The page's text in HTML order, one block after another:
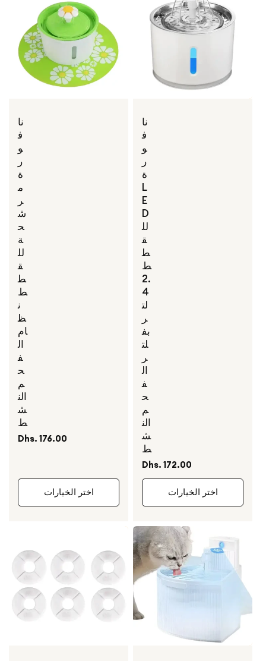
نا
ف
و
ر
ة
م
ر
ش
ح
ة
لل
ق
ط
ط
ن
ظ
ام
ال
ف
ح
م
الن
ش
ط
السعر
Dhs. 176.00
اختر الخيارات
نا
ف
و
ر
ة
L
E
D
لل
ق
ط
ط
2.
4
لت
ر
بف
لت
ر
ال
ف
ح
م
الن
ش
ط
السعر
العادي
Dhs. 172.00
اختر الخيارات